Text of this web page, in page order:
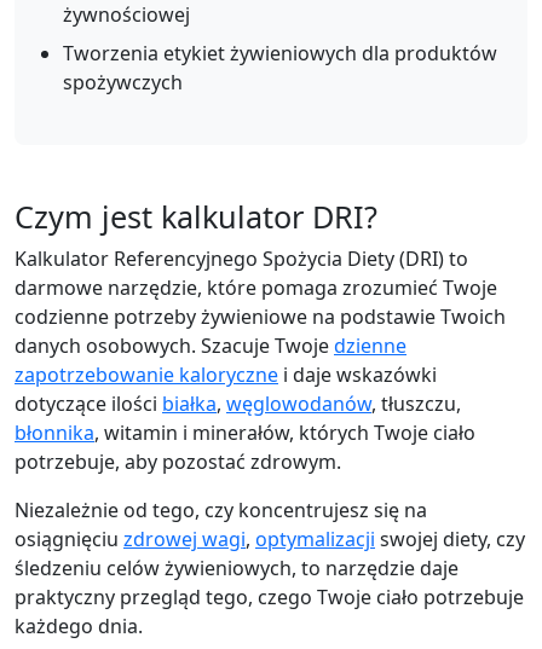
żywnościowej
Tworzenia etykiet żywieniowych dla produktów
spożywczych
Czym jest kalkulator DRI?
Kalkulator Referencyjnego Spożycia Diety (DRI) to
darmowe narzędzie, które pomaga zrozumieć Twoje
codzienne potrzeby żywieniowe na podstawie Twoich
danych osobowych. Szacuje Twojedzienne
zapotrzebowanie kaloryczne i daje wskazówki
dotyczące ilości białka, węglowodanów, tłuszczu,
błonnika, witamin i minerałów, których Twoje ciało
potrzebuje, aby pozostać zdrowym.
Niezależnie od tego, czy koncentrujesz się na
osiągnięciu zdrowej wagi, optymalizacji swojej diety, czy
śledzeniu celów żywieniowych, to narzędzie daje
praktyczny przegląd tego, czego Twoje ciało potrzebuje
każdego dnia.